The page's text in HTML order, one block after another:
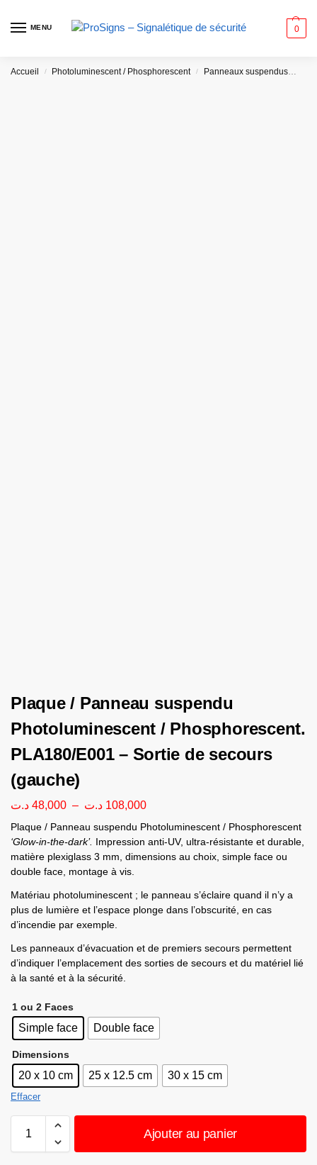
MENU 0
Accueil / Photoluminescent / Phosphorescent / Panneaux suspendus
Plaque / Panneau suspendu
Photoluminescent / Phosphorescent.
PLA180/E001 – Sortie de secours
(gauche)
48,000 د.ت – 108,000 د.ت
Plaque / Panneau suspendu Photoluminescent / Phosphorescent
‘Glow-in-the-dark’. Impression anti-UV, ultra-résistante et durable,
matière plexiglass 3 mm, dimensions au choix, simple face ou
double face, montage à vis.
Matériau photoluminescent ; le panneau s’éclaire quand il n’y a
plus de lumière et l’espace plonge dans l’obscurité, en cas
d’incendie par exemple.
Les panneaux d’évacuation et de premiers secours permettent
d’indiquer l’emplacement des sorties de secours et du matériel lié
à la santé et à la sécurité.
1 ou 2 Faces
Simple face Double face
Dimensions
20 x 10 cm 25 x 12.5 cm 30 x 15 cm
Effacer
Ajouter au panier